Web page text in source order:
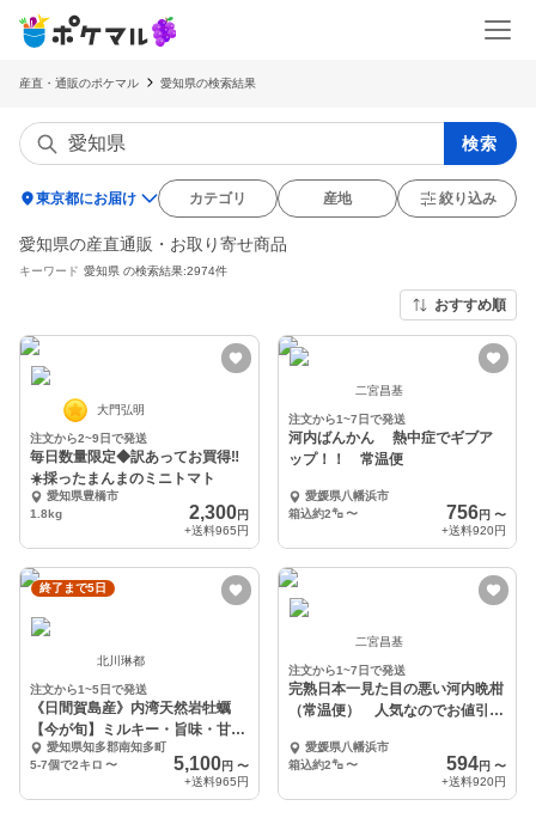
産直・通販のポケマル 愛知県の検索結果
検索
location_on東京都にお届け カテゴリ 産地 絞り込み
愛知県の産直通販・お取り寄せ商品
キーワード 愛知県 の検索結果:2974件
おすすめ順
大門弘明
注文から2~9日で発送
毎日数量限定◆訳あってお買得‼️
☀️採ったまんまのミニトマト
愛知県豊橋市
1.8kg
2,300円
+送料965円
二宮昌基
注文から1~7日で発送
河内ばんかん 熱中症でギブア
ップ！！ 常温便
愛媛県八幡浜市
箱込約2㌔ 〜 756円 〜
+送料920円
終了まで5日
北川琳都
注文から1~5日で発送
《日間賀島産》内湾天然岩牡蠣
【今が旬】ミルキー・旨味・甘み
溢れるお歳暮、BBQで
愛知県知多郡南知多町
5-7個で2キロ 〜 5,100円 〜
+送料965円
二宮昌基
注文から1~7日で発送
完熟日本一見た目の悪い河内晩柑
（常温便） 人気なのでお値引き
愛媛県八幡浜市
箱込約2㌔ 〜 594円 〜
+送料920円